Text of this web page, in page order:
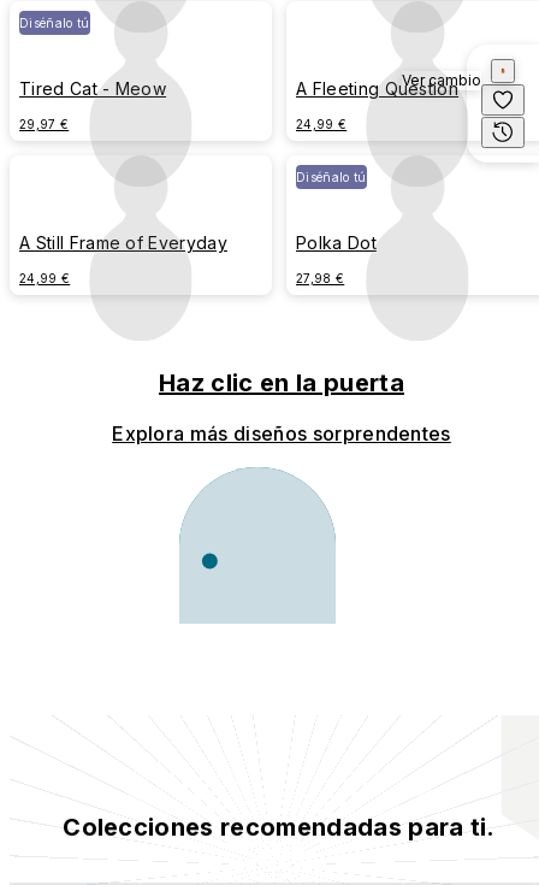
Diséñalo tú
Tired Cat - Meow
29,97 €
A Fleeting Question
24,99 €
A Still Frame of Everyday
24,99 €
Diséñalo tú
Polka Dot
27,98 €
Haz clic en la puerta
Explora más diseños sorprendentes
Colecciones recomendadas para ti.
Ver cambio